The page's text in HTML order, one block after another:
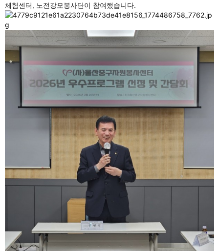
체험센터, 노전강모봉사단이 참여했습니다.